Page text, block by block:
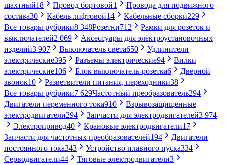
шахтный18 Провод бортовой1
Провода для подвижного
состава30 Кабель лифтовой14 Кабельные сборки229
Все товары рубрики8 348Розетки712
Рамки для розеток и
выключателей2 069
Аксессуары для электроустановочных
изделий3 907 Выключатель света650
Удлинители
электрические395 Разъемы электрические94
Вилки
электрические106 Блок выключатель-розетка6
Дверной
звонок10 Разветвители питания, переходники38
Все товары рубрики7 629Частотный преобразователь294
Двигатели переменного тока910
Взрывозащищенные
электродвигатели294 Запчасти для электродвигателей3 974
Электропривод40 Крановые электродвигатели17
Запчасти для частотных преобразователей194
Двигатели
постоянного тока343 Устройство плавного пуска334
Серводвигатели44 Тяговые электродвигатели3